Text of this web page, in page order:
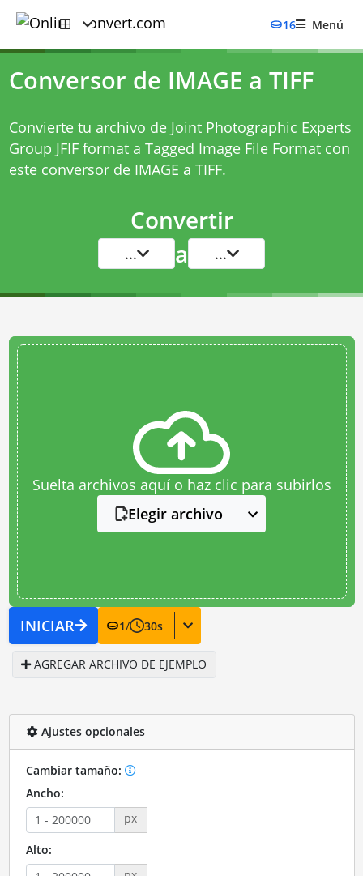
16 Menú
Conversor de IMAGE a TIFF
Convierte tu archivo de Joint Photographic Experts
Group JFIF format a Tagged Image File Format con
este conversor de IMAGE a TIFF.
Convertir
... a ...
Suelta archivos aquí o haz clic para subirlos
Elegir archivo
INICIAR 1/ 30s
AGREGAR ARCHIVO DE EJEMPLO
Ajustes opcionales
Cambiar tamaño:
Ancho:
px
Alto: